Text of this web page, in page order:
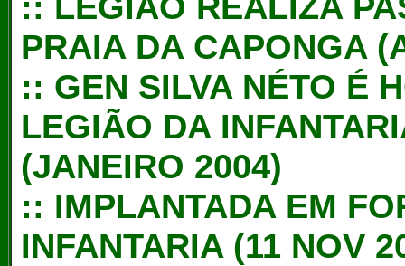
PRAIA DA CAPONGA
:: GEN SILVA NÉTO É
LEGIÃO DA
(JANEIRO 2004)
:: IMPLANTADA EM
INFANTARIA (11 NOV